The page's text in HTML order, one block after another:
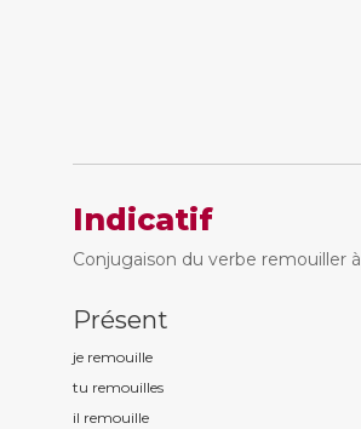
Indicatif
Conjugaison du verbe remouiller
Présent
je remouille
tu remouilles
il remouille